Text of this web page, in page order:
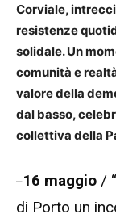
Corviale,
resistenze
solidale. Un
comunità e
valore della
dal basso,
collettiva della
–16 maggio /
di Porto un